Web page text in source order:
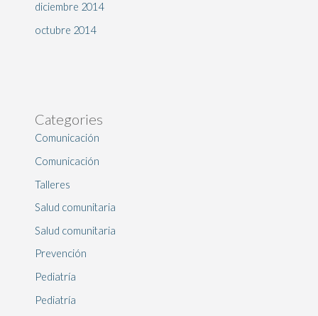
diciembre 2014
octubre 2014
Categories
Comunicación
Comunicación
Talleres
Salud comunitaria
Salud comunitaria
Prevención
Pediatría
Pediatría